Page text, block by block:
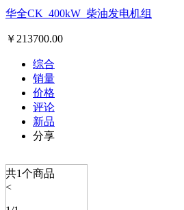
华全CK_400kW_柴油发电机组
￥ 213700.00
综合
销量
价格
评论
新品
分享
共1个商品
<